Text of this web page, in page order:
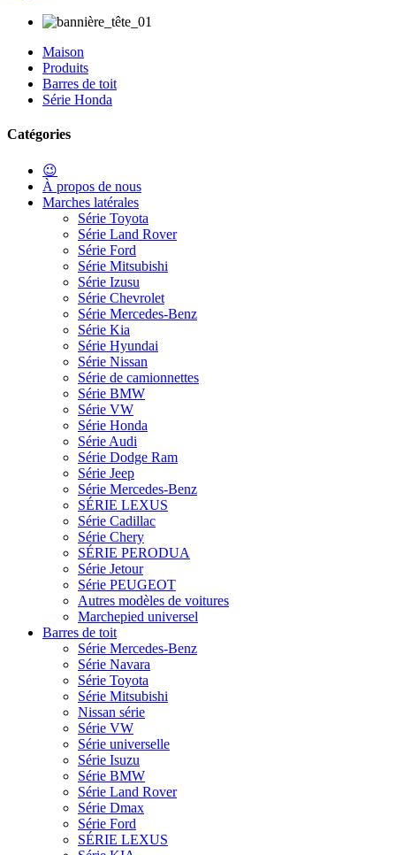
Maison
Produits
Barres de toit
Série Honda
Catégories
😉
À propos de nous
Marches latérales
Série Toyota
Série Land Rover
Série Ford
Série Mitsubishi
Série Izusu
Série Chevrolet
Série Mercedes-Benz
Série Kia
Série Hyundai
Série Nissan
Série de camionnettes
Série BMW
Série VW
Série Honda
Série Audi
Série Dodge Ram
Série Jeep
Série Mercedes-Benz
SÉRIE LEXUS
Série Cadillac
Série Chery
SÉRIE PERODUA
Série Jetour
Série PEUGEOT
Autres modèles de voitures
Marchepied universel
Barres de toit
Série Mercedes-Benz
Série Navara
Série Toyota
Série Mitsubishi
Nissan série
Série VW
Série universelle
Série Isuzu
Série BMW
Série Land Rover
Série Dmax
Série Ford
SÉRIE LEXUS